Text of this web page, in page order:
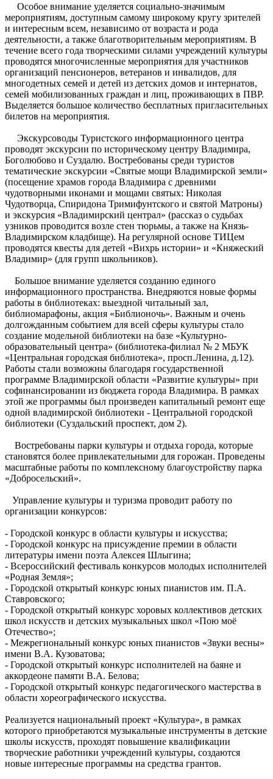
Особое внимание уделяется социально-значимым
мероприятиям, доступным самому широкому кругу зрителей
и интересным всем, независимо от возраста и рода
деятельности, а также благотворительным мероприятиям. В
течение всего года творческими силами учреждений культуры
проводятся многочис­лен­ные мероприятия для участников
организаций пенсионеров, ветеранов и инвалидов, для
многодетных семей и детей из детских домов и интернатов,
семей мобилизованных граждан и лиц, проживающих в ПВР.
Выделяется большое количество бесплатных пригласительных
билетов на мероприятия.
Экскурсоводы Туристского информационного центра
проводят экскурсии по историческому центру Владимира,
Боголюбово и Суздалю. Востребованы среди туристов
тематические экскурсии «Святые мощи Владимирской земли»
(посещение храмов города Владимира с древними
чудотворными иконами и мощами святых: Николая
Чудотворца, Спиридона Тримифунтского и святой Матроны)
и экскурсия «Владимирский централ» (рассказ о судьбах
узников проводится возле стен тюрьмы, а также на Князь-
Владимирском кладбище). На регулярной основе ТИЦем
проводятся квесты для детей «Вихрь истории» и «Княжеский
Владимир» (для групп школьников).
Большое внимание уделяется созданию единого
информационного пространства. Внедряются новые формы
работы в библиотеках: выездной читальный зал,
библиомарафоны, акция «Библионочь». Важным и очень
долгожданным событием для всей сферы культуры стало
создание модельной библиотеки на базе «Культурно-
образовательный центра» (библиотека-филиал № 2 МБУК
«Центральная городская библиотека», просп.Ленина, д.12).
Работы стали возможны благодаря государственной
программе Владимирской области «Развитие культуры» при
софинансировании из бюджета города Владимира. В рамках
этой же программы был произведен капитальный ремонт еще
одной владимирской библиотеки - Центральной городской
библиотеки (Суздальский проспект, дом 2).
Востребованы парки культуры и отдыха города, которые
становятся более привлекательными для горожан. Проведены
масштабные работы по комплексному благоустройству парка
«Добросельский».
Управление культуры и туризма проводит работу по
организации конкурсов:
- Городской конкурс в области культуры и искусства;
- Городской конкурс на присуждение премии в области
литературы имени поэта Алексея Шлыгина;
- Всероссийский фестиваль конкурсов молодых исполнителей
«Родная Земля»;
- Городской открытый конкурс юных пианистов им. П.А.
Ставровского;
- Городской открытый конкурс хоровых коллективов детских
школ искусств и детских музыкальных школ «Пою моё
Отечество»;
- Межрегиональный конкурс юных пианистов «Звуки весны»
имени В.А. Кузоватова;
- Городской открытый конкурс исполнителей на баяне и
аккордеоне памяти В.А. Белова;
- Городской открытый конкурс педагогического мастерства в
области хореографического искусства.
Реализуется национальный проект «Культура», в рамках
которого приобретаются музыкальные инструменты в детские
школы искусств, проходят повышение квалификации
творческие работники учреждений культуры, создаются
новые интересные программы на средства грантов.